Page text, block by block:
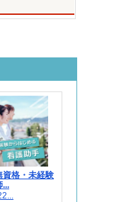
格・未経験
...